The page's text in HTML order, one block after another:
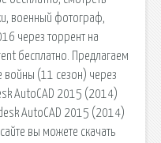
военный фотограф,
через торрент на
бесплатно. Предлагаем
войны (11 сезон) через
AutoCAD 2015 (2014)
AutoCAD 2015 (2014)
вы можете скачать